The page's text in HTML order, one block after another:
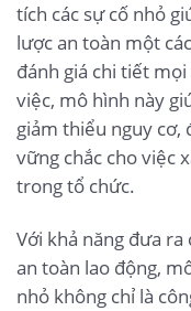
tích các sự cố nhỏ
lược an toàn một
đánh giá chi tiết
việc, mô hình này
giảm thiểu nguy
vững chắc cho việc
trong tổ chức.
Với khả năng đưa
an toàn lao động,
nhỏ không chỉ là